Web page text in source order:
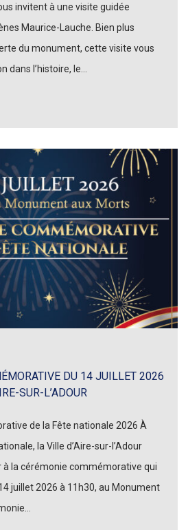
invitent à une visite guidée
Maurice-Lauche. Bien plus
du monument, cette visite vous
dans l’histoire, le…
DU 14 JUILLET 2026
SUR-L’ADOUR
de la Fête nationale 2026 À
la Ville d’Aire-sur-l’Adour
à la cérémonie commémorative qui
juillet 2026 à 11h30, au Monument